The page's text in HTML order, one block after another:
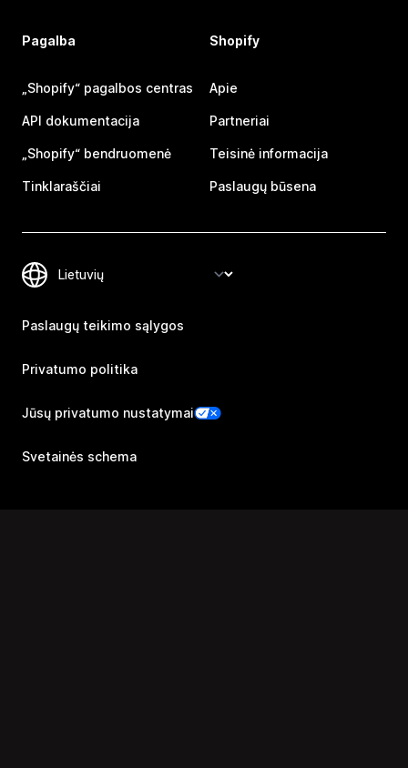
Pagalba
„Shopify“ pagalbos centras
API dokumentacija
„Shopify“ bendruomenė
Tinklaraščiai
Shopify
Apie
Partneriai
Teisinė informacija
Paslaugų būsena
Paslaugų teikimo sąlygos
Privatumo politika
Jūsų privatumo nustatymai
Svetainės schema